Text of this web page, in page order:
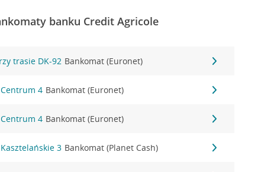
banku Credit Agricole
trasie DK-92 Bankomat (Euronet)
4 Bankomat (Euronet)
4 Bankomat (Euronet)
3 Bankomat (Planet Cash)